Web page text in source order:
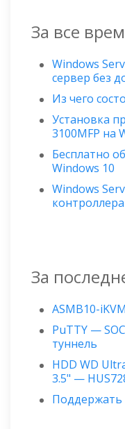
За все
Windows
сервер без
Из чего
Установка
3100MFP на
Бесплатно
Windows 10
Windows
За
ASMB10-
PuTTY —
туннель
HDD WD
3.5" —
Поддержать